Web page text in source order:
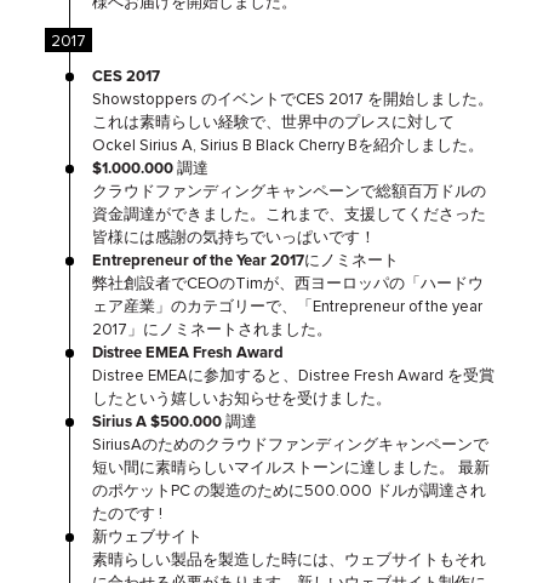
2017
CES 2017
Showstoppers のイベントでCES 2017 を開始しました。
これは素晴らしい経験で、世界中のプレスに対して
Ockel Sirius A, Sirius B Black Cherry Bを紹介しました。
$1.000.000 調達
クラウドファンディングキャンペーンで総額百万ドルの
資金調達ができました。これまで、支援してくださった
皆様には感謝の気持ちでいっぱいです！
Entrepreneur of the Year 2017にノミネート
弊社創設者でCEOのTimが、西ヨーロッパの「ハードウ
ェア産業」のカテゴリーで、「Entrepreneur of the year
2017」にノミネートされました。
Distree EMEA Fresh Award
Distree EMEAに参加すると、Distree Fresh Award を受賞
したという嬉しいお知らせを受けました。
Sirius A $500.000 調達
SiriusAのためのクラウドファンディングキャンペーンで
短い間に素晴らしいマイルストーンに達しました。 最新
のポケットPC の製造のために500.000 ドルが調達され
たのです !
新ウェブサイト
素晴らしい製品を製造した時には、ウェブサイトもそれ